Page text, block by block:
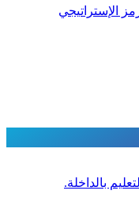
الإستراتيجي
بالداخلة.